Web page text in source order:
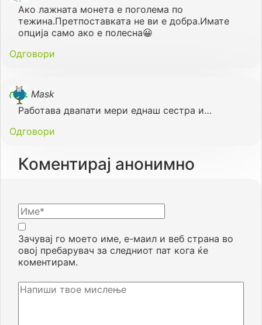
Ако лажната монета е поголема по
тежина.Претпоставката не ви е добра.Имате
опција само ако е полесна😀
Одговори
Mask
Работава двапати мери еднаш сестра и…
Одговори
Коментирај анонимно
Зачувај го моето име, е-маил и веб страна во
овој пребарувач за следниот пат кога ќе
коментирам.